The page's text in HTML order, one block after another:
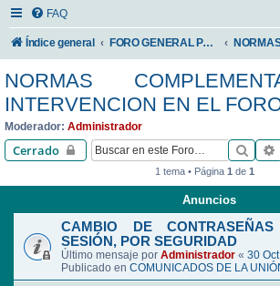
FAQ
Índice general FORO GENERAL PARA TODOS LOS USUARIOS
NORMAS
INTERVENCION EN EL
Moderador: Administrador
Cerrado Buscar
1 tema • Página 1de 1
Anuncios
CAMBIO DE
SESIÓN, POR SEGURIDAD
Último mensaje por Administrador « 30
Publicado en COMUNICADOS DE LA